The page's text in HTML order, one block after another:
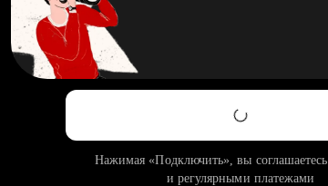
Нажимая «Подключить», вы соглашаетесь
и регулярными платежами